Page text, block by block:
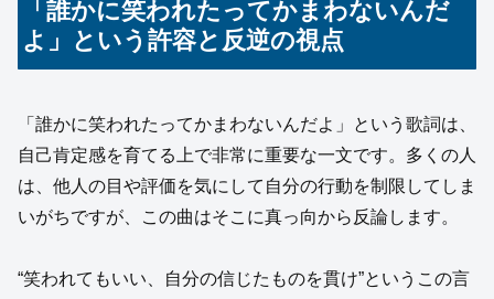
「誰かに笑われたってかまわないんだ
よ」という許容と反逆の視点
「誰かに笑われたってかまわないんだよ」という歌詞は、
自己肯定感を育てる上で非常に重要な一文です。多くの人
は、他人の目や評価を気にして自分の行動を制限してしま
いがちですが、この曲はそこに真っ向から反論します。
“笑われてもいい、自分の信じたものを貫け”というこの言